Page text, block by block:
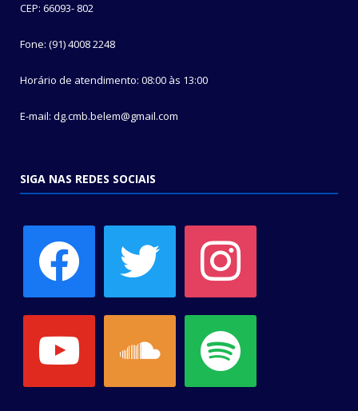
CEP: 66093- 802
Fone: (91) 4008 2248
Horário de atendimento: 08:00 às 13:00
E-mail: dg.cmb.belem@gmail.com
SIGA NAS REDES SOCIAIS